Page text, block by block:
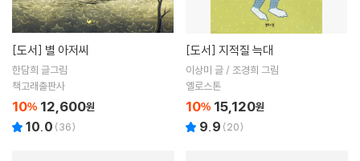
[도서] 별 아저씨
한담희 글그림
책고래출판사
10% 12,600원
10.0 (36)
[도서] 지적질 늑대
이상미 글 / 조경희 그림
옐로스톤
10% 15,120원
9.9 (20)